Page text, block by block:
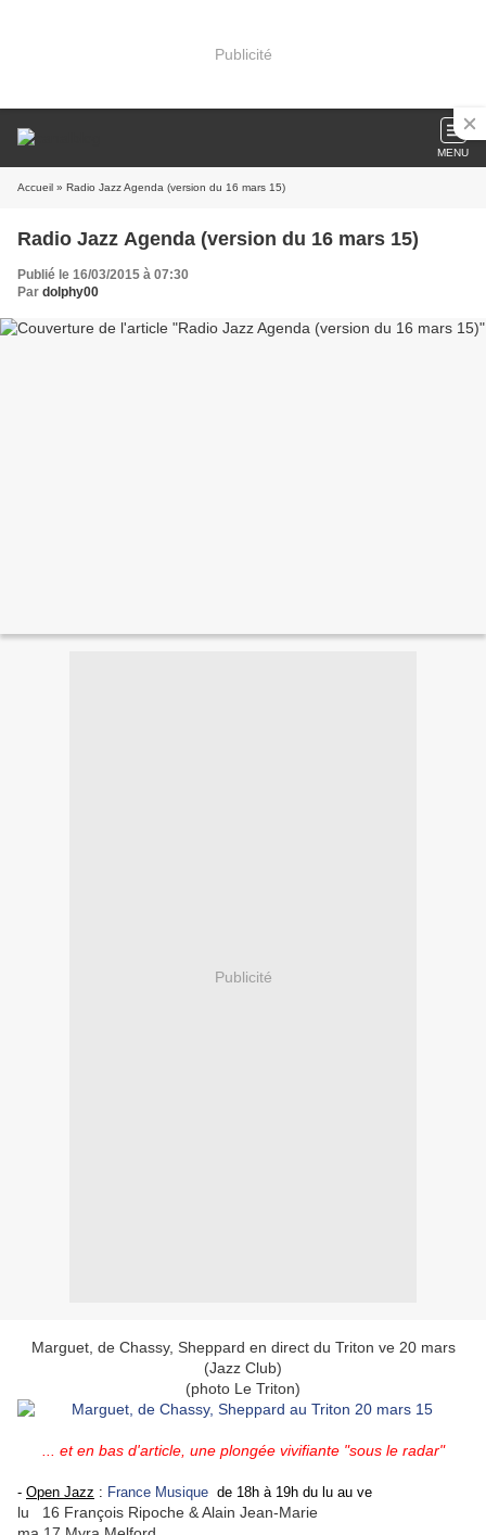
Publicité
MENU
Accueil » Radio Jazz Agenda (version du 16 mars 15)
Radio Jazz Agenda (version du 16 mars 15)
Publié le 16/03/2015 à 07:30
Par dolphy00
Publicité
Marguet, de Chassy, Sheppard en direct du Triton ve 20 mars
(Jazz Club)
(photo Le Triton)
... et en bas d'article, une plongée vivifiante "sous le radar"
- Open Jazz : France Musique de 18h à 19h du lu au ve
lu 16 François Ripoche & Alain Jean-Marie